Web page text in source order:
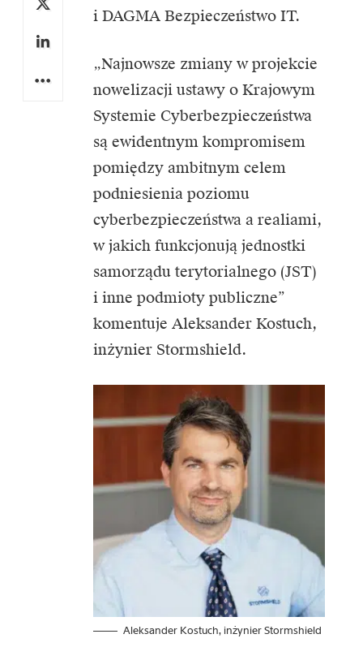
i DAGMA Bezpieczeństwo IT.
„Najnowsze zmiany w projekcie
nowelizacji ustawy o Krajowym
Systemie Cyberbezpieczeństwa
są ewidentnym kompromisem
pomiędzy ambitnym celem
podniesienia poziomu
cyberbezpieczeństwa a realiami,
w jakich funkcjonują jednostki
samorządu terytorialnego (JST)
i inne podmioty publiczne”
komentuje Aleksander Kostuch,
inżynier Stormshield.
Aleksander Kostuch, inżynier Stormshield